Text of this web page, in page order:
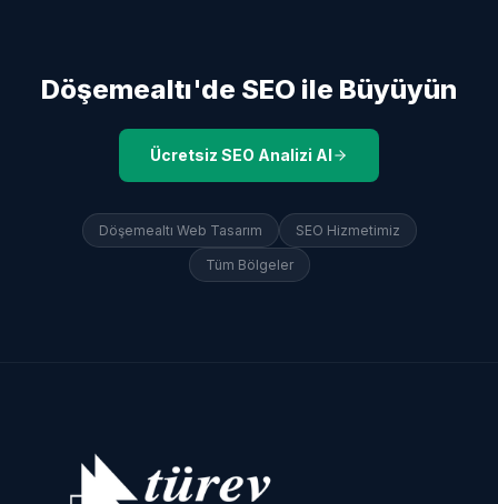
Döşemealtı'de SEO ile Büyüyün
Ücretsiz SEO Analizi Al
Döşemealtı Web Tasarım SEO Hizmetimiz
Tüm Bölgeler